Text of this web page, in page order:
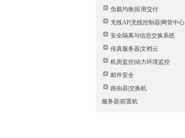
负载均衡|应用交付
无线AP|无线控制器|网管中心
安全隔离与信息交换系统
传真服务器|文档云
机房监控|动力环境监控
邮件安全
路由器|交换机
服务器|前置机